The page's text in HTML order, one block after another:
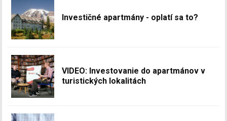
Investičné apartmány - oplatí sa to?
VIDEO: Investovanie do apartmánov v
turistických lokalitách